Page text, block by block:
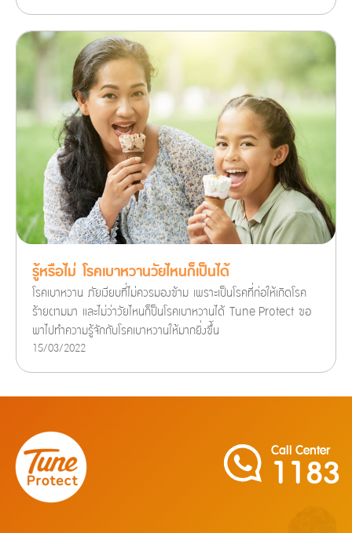
รู้หรือไม่ โรคเบาหวานวัยไหนก็เป็นได้
โรคเบาหวาน ภัยเงียบที่ไม่ควรมองข้าม เพราะเป็นโรคที่ก่อให้เกิดโรค
ร้ายตามมา และไม่ว่าวัยไหนก็ป็นโรคเบาหวานได้ Tune Protect ขอ
พาไปทำความรู้จักกับโรคเบาหวานให้มากยิ่งขึ้น
15/03/2022
Call Center
1183